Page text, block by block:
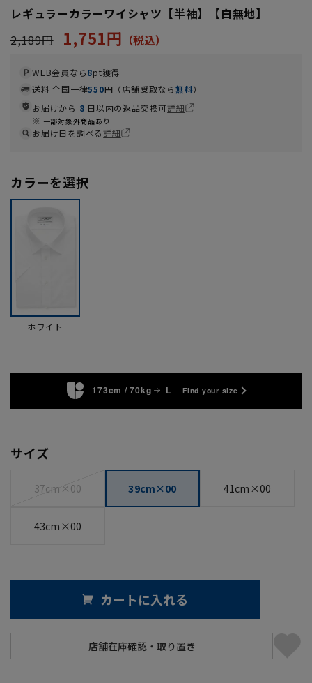
レギュラーカラーワイシャツ【半袖】【白無地】
2,189円
1,751円
WEB会員なら8pt獲得
送料 全国一律550円（店舗受取なら無料）
お届けから 8 日以内の返品交換可詳細
一部対象外商品あり
お届け日を調べる詳細
カラーを選択
ホワイト
173cm / 70kg L Find your size
サイズ
37cm×00 39cm×00 41cm×00
43cm×00
カートに入れる